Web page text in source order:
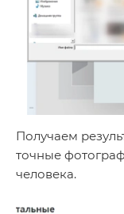
Получаем
точные
человека.